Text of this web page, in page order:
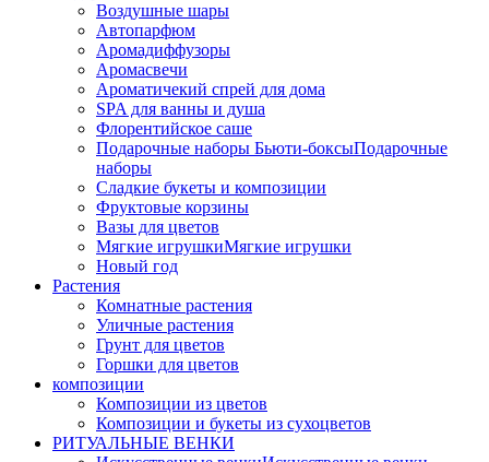
Воздушные шары
Автопарфюм
Аромадиффузоры
Аромасвечи
Ароматичекий спрей для дома
SPA для ванны и душа
Флорентийское саше
Подарочные наборы Бьюти-боксыПодарочные
наборы
Сладкие букеты и композиции
Фруктовые корзины
Вазы для цветов
Мягкие игрушкиМягкие игрушки
Новый год
Растения
Комнатные растения
Уличные растения
Грунт для цветов
Горшки для цветов
композиции
Композиции из цветов
Композиции и букеты из сухоцветов
РИТУАЛЬНЫЕ ВЕНКИ